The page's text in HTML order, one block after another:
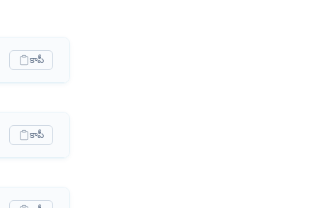
కాపీ
కాపీ